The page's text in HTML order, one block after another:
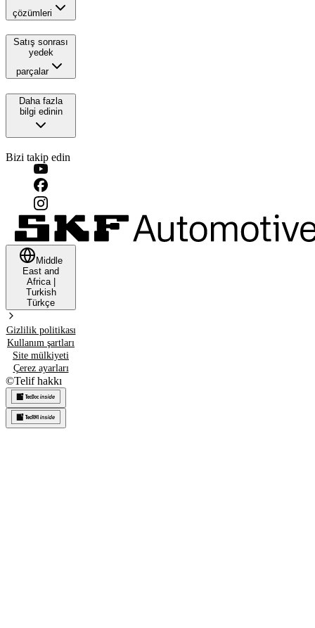
çözümleri
Satış sonrası
yedek
parçalar
Daha fazla
bilgi edinin
Bizi takip edin
Middle
East and
Africa|
Turkish
Türkçe
Gizlilik politikası
Kullanım şartları
Site mülkiyeti
Çerez ayarları
©Telif hakkı